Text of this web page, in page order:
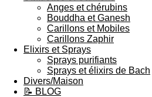
Anges et chérubins
Bouddha et Ganesh
Carillons et Mobiles
Carillons Zaphir
Elixirs et Sprays
Sprays purifiants
Sprays et élixirs de Bach
Divers/Maison
📝 BLOG